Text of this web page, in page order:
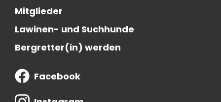
Mitglieder
Lawinen- und Suchhunde
Bergretter(in) werden
Facebook